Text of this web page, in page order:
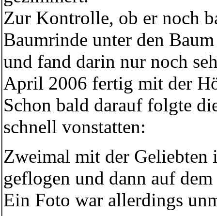
Zur Kontrolle, ob er noch
Baumrinde unter den
und fand darin nur noch
April 2006 fertig mit der
Schon bald darauf folgte
schnell vonstatten:
Zweimal mit der Geliebten
geflogen und dann auf
Ein Foto war allerdings